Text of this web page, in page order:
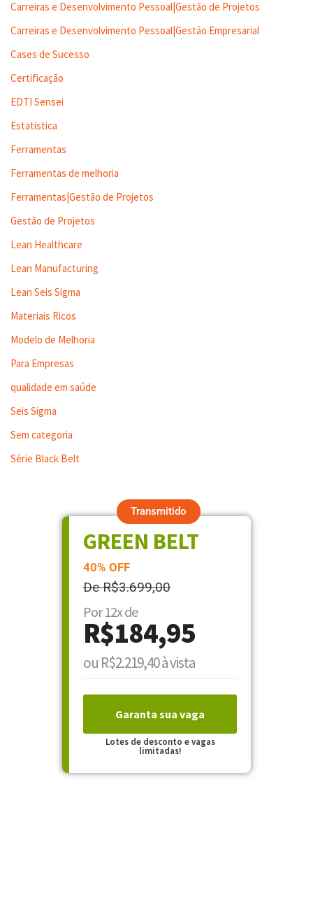
Carreiras e Desenvolvimento Pessoal|Gestão de Projetos
Carreiras e Desenvolvimento Pessoal|Gestão Empresarial
Cases de Sucesso
Certificação
EDTI Sensei
Estatistica
Ferramentas
Ferramentas de melhoria
Ferramentas|Gestão de Projetos
Gestão de Projetos
Lean Healthcare
Lean Manufacturing
Lean Seis Sigma
Materiais Ricos
Modelo de Melhoria
Para Empresas
qualidade em saúde
Seis Sigma
Sem categoria
Série Black Belt
Transmitido
GREEN BELT
40% OFF
De R$3.699,00
Por 12x de
R$184,95
ou R$2.219,40 à vista
Garanta sua vaga
Lotes de desconto e vagas
limitadas!